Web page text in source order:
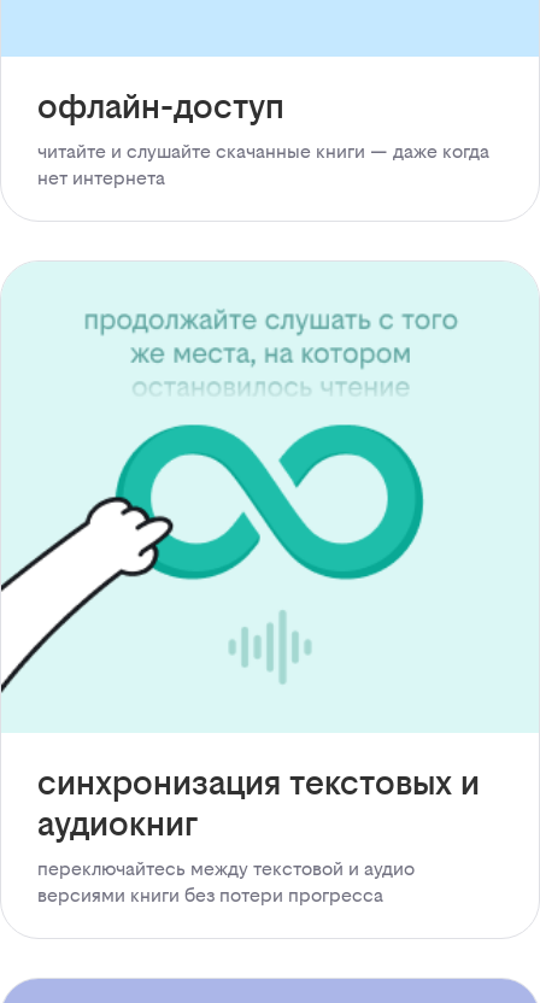
офлайн-доступ
читайте и слушайте скачанные книги — даже когда
нет интернета
синхронизация текстовых и
аудиокниг
переключайтесь между текстовой и аудио
версиями книги без потери прогресса